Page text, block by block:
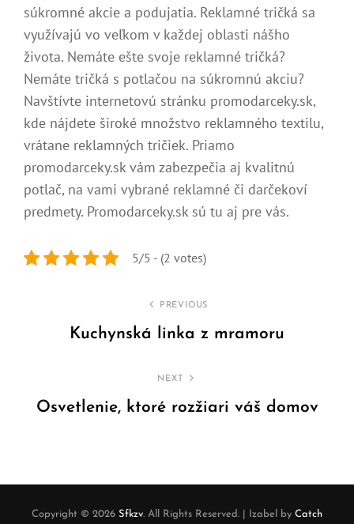
súkromné akcie a podujatia. Reklamné tričká sa
využívajú vo veľkom v každej oblasti nášho
života. Nemáte ešte svoje reklamné tričká?
Nemáte tričká s potlačou na súkromnú akciu?
Navštívte internetovú stránku promodarceky.sk,
kde nájdete široké množstvo reklamného textilu,
vrátane reklamných tričiek. Priamo
promodarceky.sk vám zabezpečia aj kvalitnú
potlač, na vami vybrané reklamné či darčekoví
predmety. Promodarceky.sk sú tu aj pre vás.
5/5 - (2 votes)
PREVIOUS
Kuchynská linka z mramoru
NEXT
Osvetlenie, ktoré rozžiari váš domov
Copyright © 2026 Sfkzv. All Rights Reserved. Izabel by Catch